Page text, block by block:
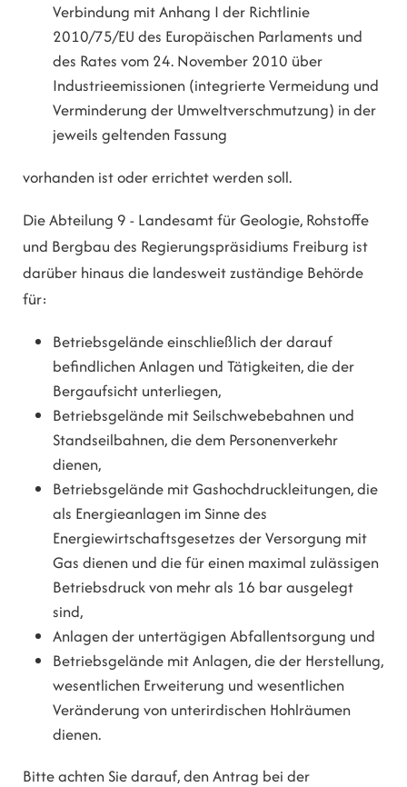
Verbindung mit Anhang I der Richtlinie
2010/75/EU des Europäischen Parlaments und
des Rates vom 24. November 2010 über
Industrieemissionen (integrierte Vermeidung und
Verminderung der Umweltverschmutzung) in der
jeweils geltenden Fassung
vorhanden ist oder errichtet werden soll.
Die Abteilung 9 - Landesamt für Geologie, Rohstoffe
und Bergbau des Regierungspräsidiums Freiburg ist
darüber hinaus die landesweit zuständige Behörde
für:
Betriebsgelände einschließlich der darauf
befindlichen Anlagen und Tätigkeiten, die der
Bergaufsicht unterliegen,
Betriebsgelände mit Seilschwebebahnen und
Standseilbahnen, die dem Personenverkehr
dienen,
Betriebsgelände mit Gashochdruckleitungen, die
als Energieanlagen im Sinne des
Energiewirtschaftsgesetzes der Versorgung mit
Gas dienen und die für einen maximal zulässigen
Betriebsdruck von mehr als 16 bar ausgelegt
sind,
Anlagen der untertägigen Abfallentsorgung und
Betriebsgelände mit Anlagen, die der Herstellung,
wesentlichen Erweiterung und wesentlichen
Veränderung von unterirdischen Hohlräumen
dienen.
Bitte achten Sie darauf, den Antrag bei der